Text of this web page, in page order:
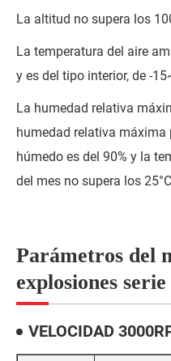
La altitud no supera los
La temperatura del aire
y es del tipo interior, de -
La humedad relativa
humedad relativa máxima
húmedo es del 90% y la
del mes no supera los
Parámetros del
explosiones
VELOCIDAD